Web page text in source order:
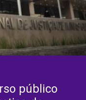
público